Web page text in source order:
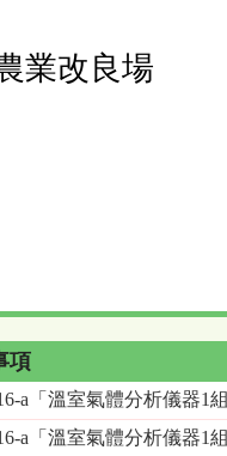
業改良場
項
a「溫室氣體分析儀器1
a「溫室氣體分析儀器1